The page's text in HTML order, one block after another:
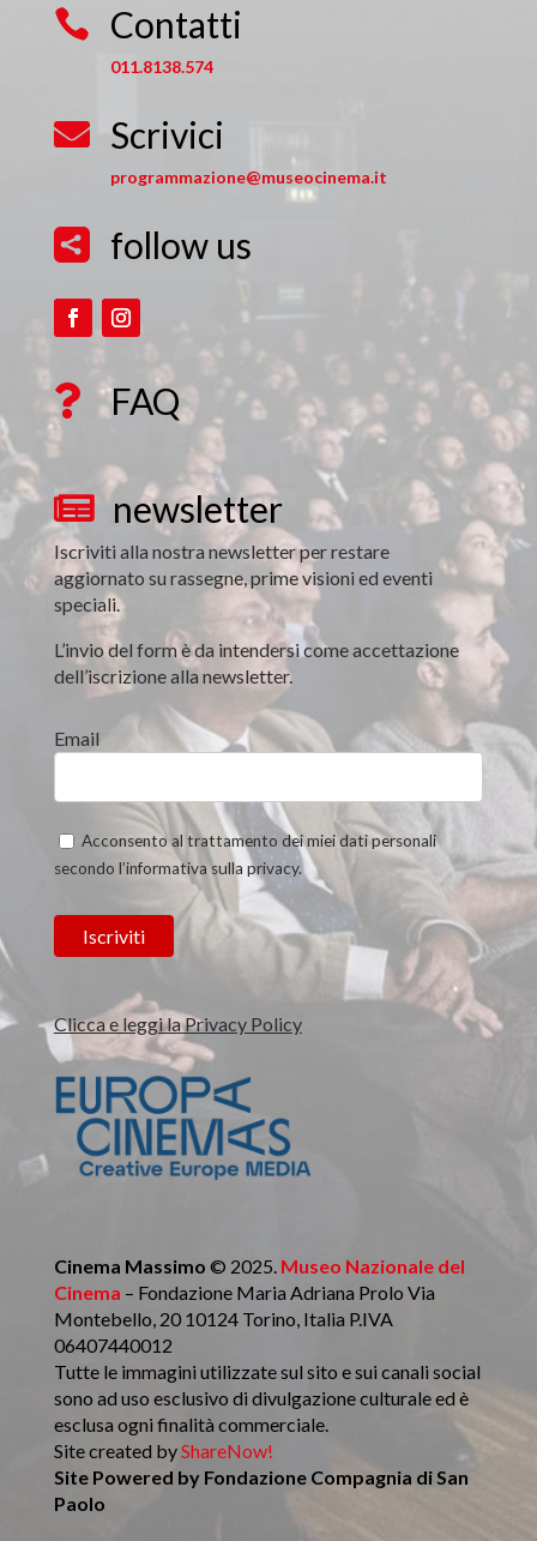
 Contatti
011.8138.574
 Scrivici
programmazione@museocinema.it
 follow us
 FAQ
 newsletter
Iscriviti alla nostra newsletter per restare
aggiornato su rassegne, prime visioni ed eventi
speciali.
L’invio del form è da intendersi come accettazione
dell’iscrizione alla newsletter.
Email
Acconsento al trattamento dei miei dati personali
secondo l’informativa sulla privacy.
Clicca e leggi la Privacy Policy
Cinema Massimo © 2025. Museo Nazionale del
Cinema – Fondazione Maria Adriana Prolo Via
Montebello, 20 10124 Torino, Italia P.IVA
06407440012
Tutte le immagini utilizzate sul sito e sui canali social
sono ad uso esclusivo di divulgazione culturale ed è
esclusa ogni finalità commerciale.
Site created byShareNow!
Site Powered by Fondazione Compagnia di San
Paolo